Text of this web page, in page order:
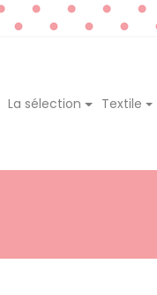
La sélection Textile